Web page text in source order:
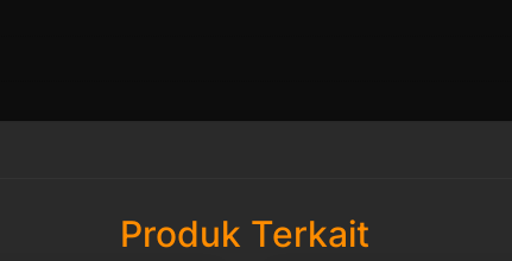
Produk Terkait